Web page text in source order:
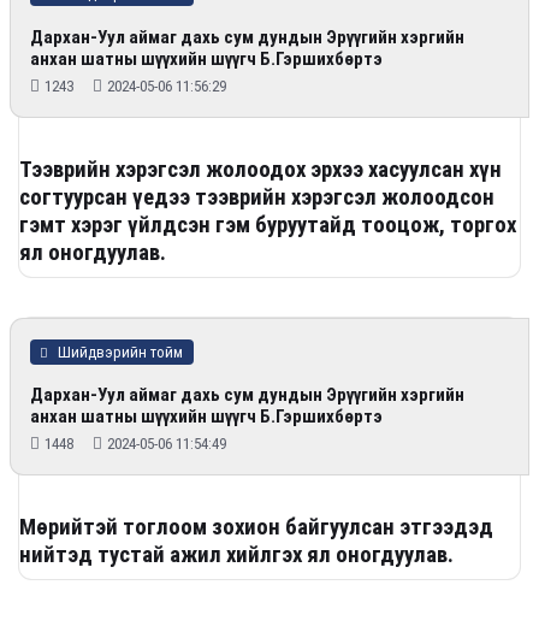
Дархан-Уул аймаг дахь сум дундын Эрүүгийн хэргийн
анхан шатны шүүхийн шүүгч Б.Гэршихбөртэ
1243 2024-05-06 11:56:29
Тээврийн хэрэгсэл жолоодох эрхээ хасуулсан хүн
согтуурсан үедээ тээврийн хэрэгсэл жолоодсон
гэмт хэрэг үйлдсэн гэм буруутайд тооцож, торгох
ял оногдуулав.
Шийдвэрийн тойм
Дархан-Уул аймаг дахь сум дундын Эрүүгийн хэргийн
анхан шатны шүүхийн шүүгч Б.Гэршихбөртэ
1448 2024-05-06 11:54:49
Мөрийтэй тоглоом зохион байгуулсан этгээдэд
нийтэд тустай ажил хийлгэх ял оногдуулав.